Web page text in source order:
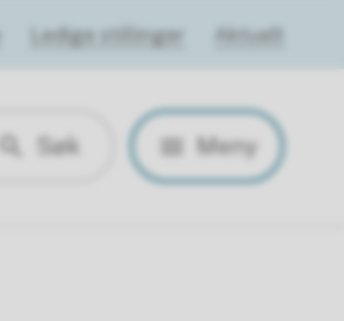
Ledige stillinger Aktuelt
Søk Meny